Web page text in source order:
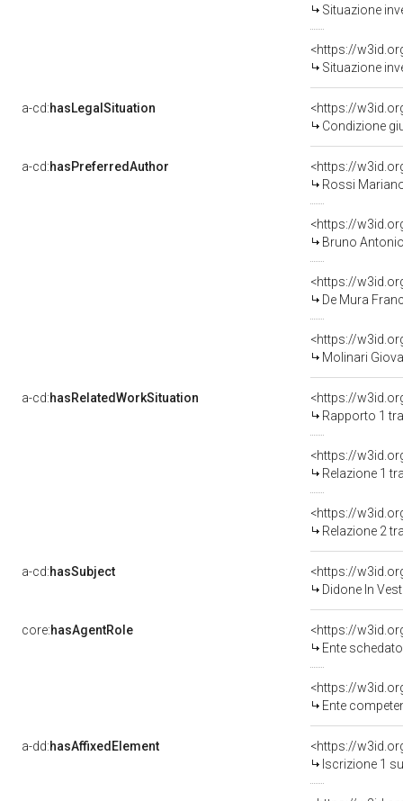
Situazione
<https://
Situazione
a-cd:hasLegalSituation
<https://
Condizione
a-cd:hasPreferredAuthor
<https://
Rossi
<https://
Bruno
<https://
De Mura
<https://
Molinari
a-cd:hasRelatedWorkSituation
<https://
Rapporto 1
Relazione 1
Relazione 2
a-cd:hasSubject
<https://
Didone In
core:hasAgentRole
<https://
Ente schedatore
<https://
Ente
a-dd:hasAffixedElement
<https://
Iscrizione 1